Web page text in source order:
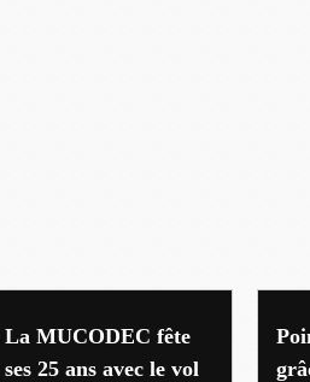
economie
La MUCODEC fête
ses 25 ans avec le vol